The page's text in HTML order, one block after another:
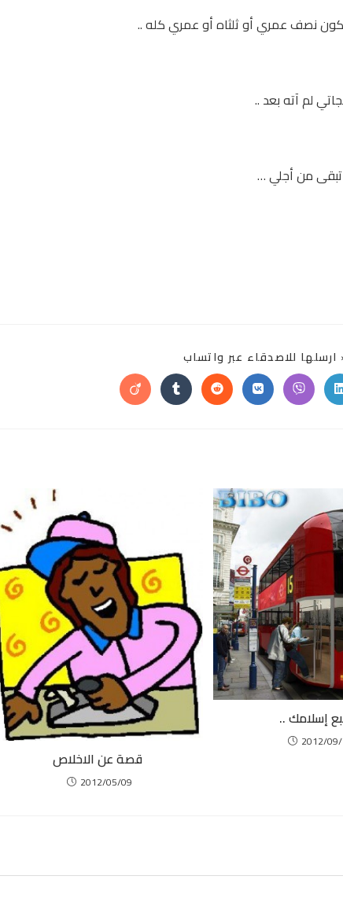
نصف عمري أو ثلثاه أو عمري كله ..
لم آته بعد ..
من أجلي …
للاصدقاء عبر واتسابSHARE
THIS
CONTENT
Opens
in
Opens
in
Opens
in
Opens
in
Opens
in
Opens
in
قصة عن الاخلاص
2012/05/09
إسلامك ..
2012/